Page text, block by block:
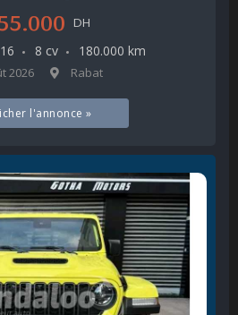
DH
8 cv 180.000 km
2026 Rabat
l'annonce »